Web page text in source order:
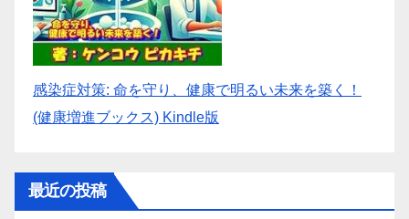
感染症対策: 命を守り、健康で明るい未来を築く！
(健康増進ブックス) Kindle版
最近の投稿